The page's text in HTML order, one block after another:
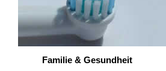
Familie & Gesundheit